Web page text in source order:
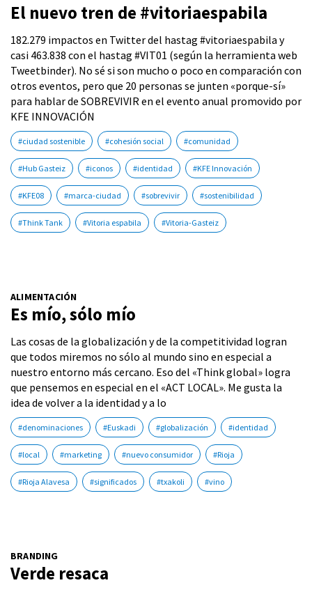
El nuevo tren de #vitoriaespabila
182.279 impactos en Twitter del hastag #vitoriaespabila y
casi 463.838 con el hastag #VIT01 (según la herramienta web
Tweetbinder). No sé si son mucho o poco en comparación con
otros eventos, pero que 20 personas se junten «porque-sí»
para hablar de SOBREVIVIR en el evento anual promovido por
KFE INNOVACIÓN
#ciudad sostenible #cohesión social #comunidad
#Hub Gasteiz #iconos #identidad #KFE Innovación
#KFE08 #marca-ciudad #sobrevivir #sostenibilidad
#Think Tank #Vitoria espabila #Vitoria-Gasteiz
ALIMENTACIÓN
Es mío, sólo mío
Las cosas de la globalización y de la competitividad logran
que todos miremos no sólo al mundo sino en especial a
nuestro entorno más cercano. Eso del «Think global» logra
que pensemos en especial en el «ACT LOCAL». Me gusta la
idea de volver a la identidad y a lo
#denominaciones #Euskadi #globalización #identidad
#local #marketing #nuevo consumidor #Rioja
#Rioja Alavesa #significados #txakoli #vino
BRANDING
Verde resaca